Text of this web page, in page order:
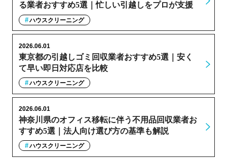
る業者おすすめ5選｜忙しい引越しをプロが支援
ハウスクリーニング
東京都の引越しゴミ回収業者おすすめ5選｜安く
て早い即日対応店を比較
2026.06.01
ハウスクリーニング
神奈川県のオフィス移転に伴う不用品回収業者お
すすめ5選｜法人向け選び方の基準も解説
2026.06.01
ハウスクリーニング